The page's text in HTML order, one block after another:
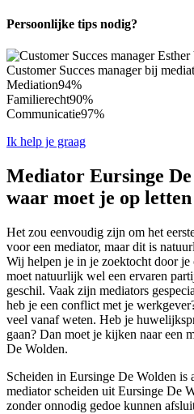
Persoonlijke tips nodig?
Customer Succes manager bij
Mediation94%
Familierecht90%
Communicatie97%
Ik help je graag
Mediator Eursinge
waar moet je op
Het zou eenvoudig zijn om het
voor een mediator, maar dit is
Wij helpen je in je zoektocht door je
moet natuurlijk wel een ervaren
geschil. Vaak zijn mediators
heb je een conflict met je
veel vanaf weten. Heb je
gaan? Dan moet je kijken naar een
De Wolden.
Scheiden in Eursinge De Wolden is
mediator scheiden uit Eursinge De
zonder onnodig gedoe kunnen